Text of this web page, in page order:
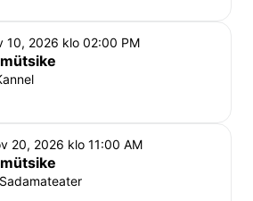
10, 2026 klo 02:00 PM
20, 2026 klo 11:00 AM